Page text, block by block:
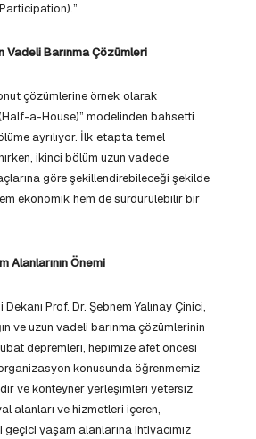
Vadeli Barınma Çözümleri
çözümlerine örnek olarak
a-House)” modelinden bahsetti.
ayrılıyor. İlk etapta temel
ikinci bölüm uzun vadede
göre şekillendirebileceği şekilde
ekonomik hem de sürdürülebilir bir
Alanlarının Önemi
Prof. Dr. Şebnem Yalınay Çinici,
ve uzun vadeli barınma çözümlerinin
depremleri, hepimize afet öncesi
konusunda öğrenmemiz
ve konteyner yerleşimleri yetersiz
alanları ve hizmetleri içeren,
yaşam alanlarına ihtiyacımız